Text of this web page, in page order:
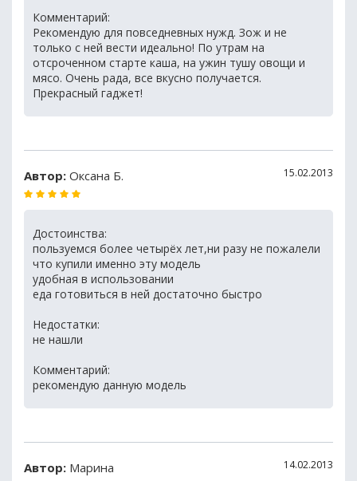
Комментарий:
Рекомендую для повседневных нужд. Зож и не
только с ней вести идеально! По утрам на
отсроченном старте каша, на ужин тушу овощи и
мясо. Очень рада, все вкусно получается.
Прекрасный гаджет!
Автор: Оксана Б. 15.02.2013
Достоинства:
пользуемся более четырёх лет,ни разу не пожалели
что купили именно эту модель
удобная в использовании
еда готовиться в ней достаточно быстро
Недостатки:
не нашли
Комментарий:
рекомендую данную модель
Автор: Марина 14.02.2013